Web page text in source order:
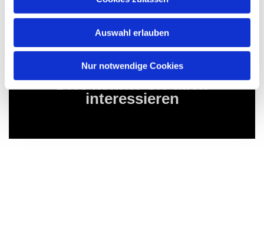
Auswahl erlauben
Nur notwendige Cookies
Dies könnte Sie auch
interessieren